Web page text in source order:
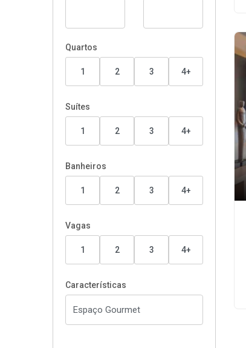
Quartos
1 2 3 4+
Suítes
1 2 3 4+
Banheiros
1 2 3 4+
Vagas
1 2 3 4+
Características